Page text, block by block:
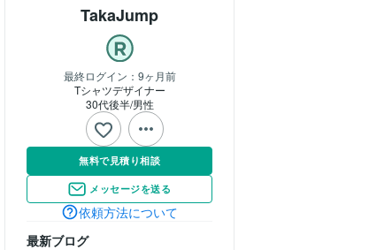
TakaJump
最終ログイン： 9ヶ月前
Tシャツデザイナー
30代後半男性
無料で見積り相談
メッセージを送る
依頼方法について
最新ブログ